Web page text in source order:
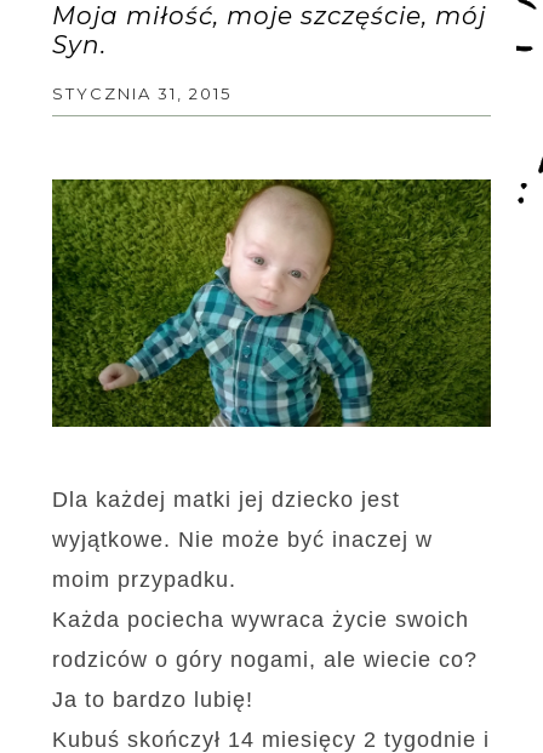
Moja miłość, moje szczęście, mój
Syn.
STYCZNIA 31, 2015
Dla każdej matki jej dziecko jest
wyjątkowe. Nie może być inaczej w
moim przypadku.
Każda pociecha wywraca życie swoich
rodziców o góry nogami, ale wiecie co?
Ja to bardzo lubię!
Kubuś skończył 14 miesięcy 2 tygodnie i